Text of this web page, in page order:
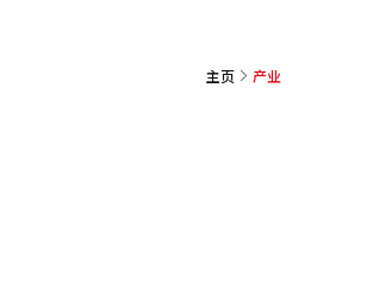
主页 产业